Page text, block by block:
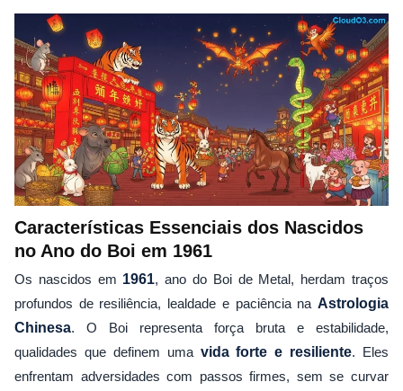
Características Essenciais dos Nascidos
no Ano do Boi em 1961
Os nascidos em 1961, ano do Boi de Metal, herdam traços
profundos de resiliência, lealdade e paciência na Astrologia
Chinesa. O Boi representa força bruta e estabilidade,
qualidades que definem uma vida forte e resiliente. Eles
enfrentam adversidades com passos firmes, sem se curvar